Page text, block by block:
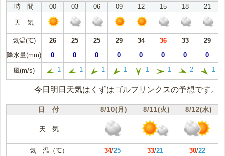
時 間
00 03 06 09 12 15 18 21
天 気
気温(℃) 26 25 25 29 34 36 33
29
降水量(mm)
0 0 0 0 0 0 0 0
風(m/s) 1 1 1 1 1 1 2 1
今日明日天気はくずはゴルフリンクスの予想です。
日 付 8/10(月) 8/11(火) 8/12(水)
天 気
気 温（℃） 34/25 33/21 30/22